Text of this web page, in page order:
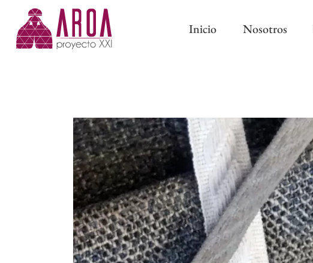
Inicio Nosotros
CINTAS PARA BARRAS
CINTAS DE ONDA PERFECTA
CINTAS CON OLLAOS
CINTAS DE ESTOR
FORROS Y ENTRETELAS
OTROS COMPLEMENTOS DE
ABRAZADERAS Y BORLAS NEW
CLASSIC
PASAMANERÍA TRADICIONAL